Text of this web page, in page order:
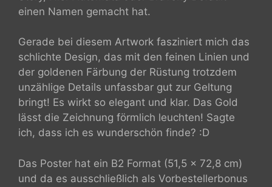
einen Namen gemacht hat.
Gerade bei diesem Artwork fasziniert mich das
schlichte Design, das mit den feinen Linien und
der goldenen Färbung der Rüstung trotzdem
unzählige Details unfassbar gut zur Geltung
bringt! Es wirkt so elegant und klar. Das Gold
lässt die Zeichnung förmlich leuchten! Sagte
ich, dass ich es wunderschön finde? :D
Das Poster hat ein B2 Format (51,5 x 72,8 cm)
und da es ausschließlich als Vorbestellerbonus